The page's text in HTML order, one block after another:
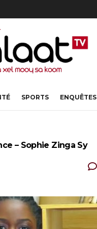
SPORTS ENQUÊTES
– Sophie Zinga Sy